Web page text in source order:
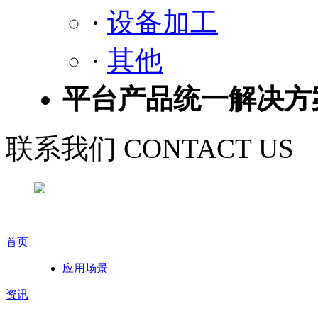
· 设备加工
· 其他
平台产品统一解决方
联系我们 CONTACT US
首页
应用场景
资讯